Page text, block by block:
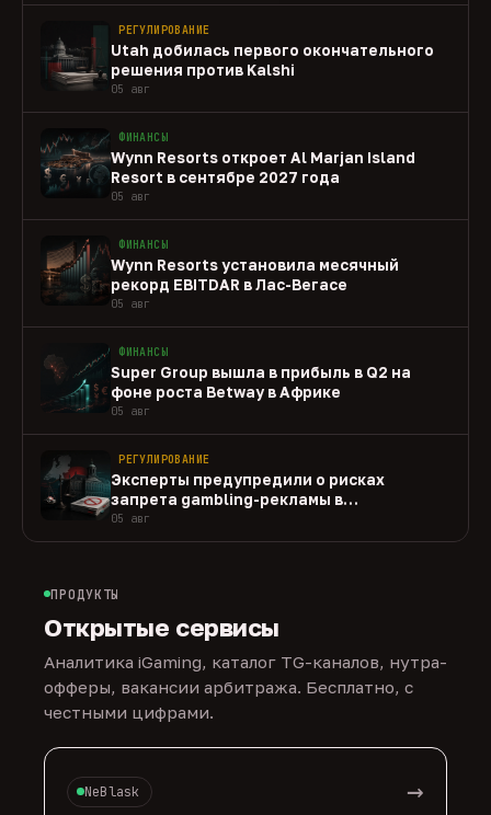
РЕГУЛИРОВАНИЕ
Utah добилась первого окончательного
решения против Kalshi
05 авг
ФИНАНСЫ
Wynn Resorts откроет Al Marjan Island
Resort в сентябре 2027 года
05 авг
ФИНАНСЫ
Wynn Resorts установила месячный
рекорд EBITDAR в Лас-Вегасе
05 авг
ФИНАНСЫ
Super Group вышла в прибыль в Q2 на
фоне роста Betway в Африке
05 авг
РЕГУЛИРОВАНИЕ
Эксперты предупредили о рисках
запрета gambling-рекламы в
Нидерландах
05 авг
ПРОДУКТЫ
Открытые сервисы
Аналитика iGaming, каталог TG-каналов, нутра-
офферы, вакансии арбитража. Бесплатно, с
честными цифрами.
NeBlask →